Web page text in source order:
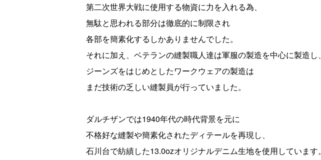
第二次世界大戦に使用する物資に力を入れる為、
無駄と思われる部分は徹底的に制限され
各部を簡素化するしかありませんでした。
それに加え、ベテランの縫製職人達は軍服の製造を中心に製造し、
ジーンズをはじめとしたワークウェアの製造は
まだ技術の乏しい縫製員が行っていました。
ダルチザンでは1940年代の時代背景を元に
不格好な縫製や簡素化されたディテールを再現し、
石川台で紡績した13.0ozオリジナルデニム生地を使用しています。